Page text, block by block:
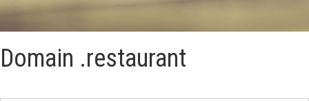
Domain .restaurant